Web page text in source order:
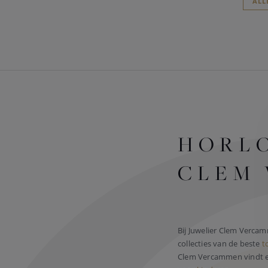
CLEM
Bij Juwelier Clem
collecties van de beste
Clem Vercammen vindt